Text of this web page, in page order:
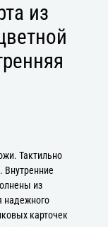
из
Тактильно
Внутренние
из
надежного
карточек